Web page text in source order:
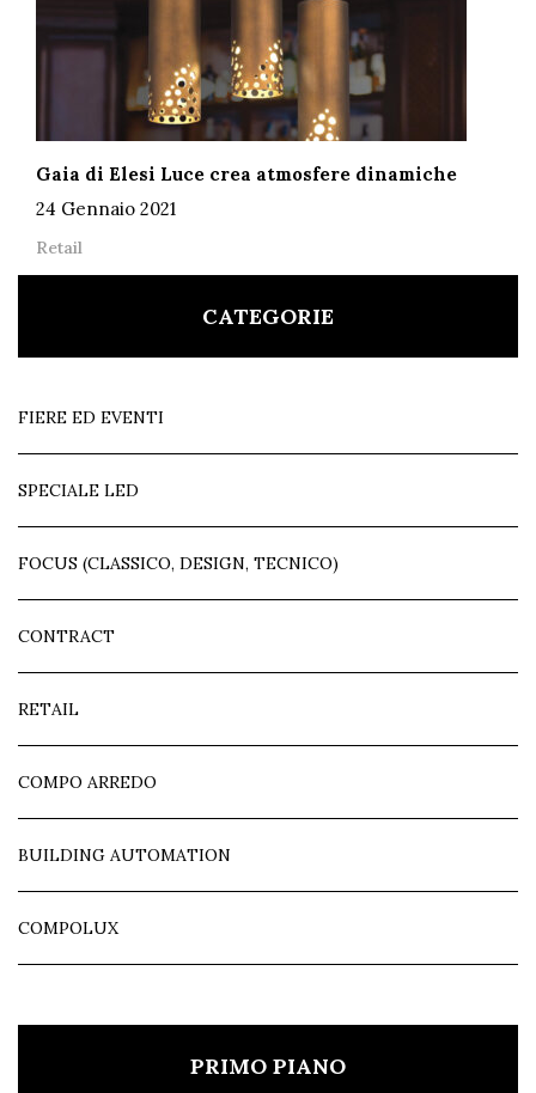
Gaia di Elesi Luce crea atmosfere dinamiche
24 Gennaio 2021
Retail
CATEGORIE
FIERE ED EVENTI
SPECIALE LED
FOCUS (CLASSICO, DESIGN, TECNICO)
CONTRACT
RETAIL
COMPO ARREDO
BUILDING AUTOMATION
COMPOLUX
PRIMO PIANO